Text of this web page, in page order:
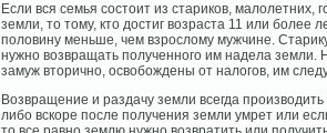
Если вся семья состоит из стариков, малолетних,
земли, то тому, кто достиг возраста 11 или более
половину меньше, чем взрослому мужчине.
нужно возвращать полученного им надела
замуж вторично, освобождены от налогов, им
Возвращение и раздачу земли всегда
либо вскоре после получения земли умрет или